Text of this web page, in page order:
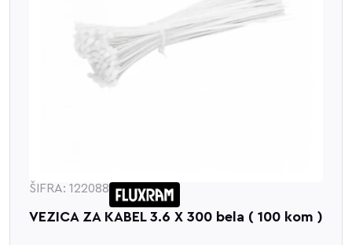
ŠIFRA: 122088
VEZICA ZA KABEL 3.6 X 300 bela ( 100 kom )